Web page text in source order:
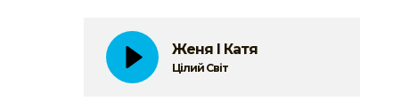
Женя І Катя
Цілий Світ